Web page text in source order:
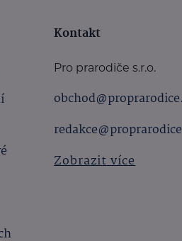
Kontakt
Pro prarodiče s.r.o.
Zobrazit více